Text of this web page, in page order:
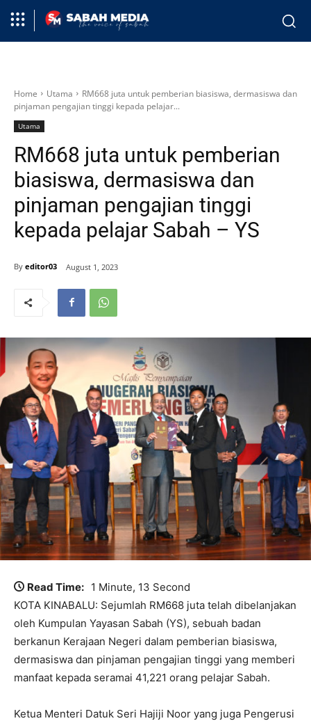
Home Utama
RM668 juta untuk pemberian biasiswa, dermasiswa dan
pinjaman pengajian tinggi kepada pelajar...
Utama
RM668 juta untuk pemberian
biasiswa, dermasiswa dan
pinjaman pengajian tinggi
kepada pelajar Sabah – YS
By editor03 August 1, 2023
Read Time: 1 Minute, 13 Second
KOTA KINABALU: Sejumlah RM668 juta telah dibelanjakan
oleh Kumpulan Yayasan Sabah (YS), sebuah badan
berkanun Kerajaan Negeri dalam pemberian biasiswa,
dermasiswa dan pinjaman pengajian tinggi yang memberi
manfaat kepada seramai 41,221 orang pelajar Sabah.
Ketua Menteri Datuk Seri Hajiji Noor yang juga Pengerusi